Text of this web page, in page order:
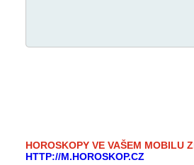
HOROSKOPY VE VAŠEM MOBILU
HTTP://M.HOROSKOP.CZ